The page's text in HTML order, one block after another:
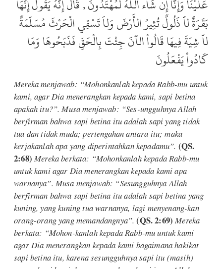
عَلَيْنَا وَإِنَّا إِن شَاء اللَّهُ لَمُهْتَدُونَ , قَالَ إِنَّهُ يَقُولُ إِنَّهَا
بَقَرَةٌ لاَّ ذَلُولٌ تُثِيرُ الأَرْضَ وَلاَ تَسْقِي الْحَرْثَ مُسَلَّمَةٌ
لاَّ شِيَةَ فِيهَا قَالُواْ الآنَ جِئْتَ بِالْحَقِّ فَذَبَحُوهَا وَمَا
كَادُواْ يَفْعَلُونَ
Mereka menjawab: “Mohonkanlah kepada Rabb-mu untuk
kami, agar Dia menerangkan kepada kami, sapi betina
apakah itu?”. Musa menjawab: “Ses-ungguhnya Allah
berfirman bahwa sapi betina itu adalah sapi yang tidak
tua dan tidak muda; pertengahan antara itu; maka
kerjakanlah apa yang diperintahkan kepadamu”. (QS.
2:68)Mereka berkata: “Mohonkanlah kepada Rabb-mu
untuk kami agar Dia menerangkan kepada kami apa
warnanya”. Musa menjawab: “Sesungguhnya Allah
berfirman bahwa sapi betina itu adalah sapi betina yang
kuning, yang kuning tua warnanya, lagi menyenang-kan
orang-orang yang memandangnya”.(QS. 2:69) Mereka
berkata: “Mohon-kanlah kepada Rabb-mu untuk kami
agar Dia menerangkan kepada kami bagaimana hakikat
sapi betina itu, karena sesungguhnya sapi itu (masih)